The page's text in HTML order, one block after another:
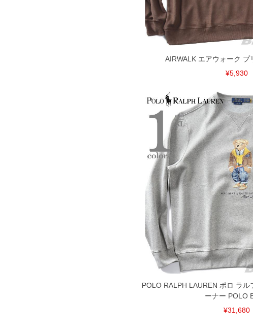
AIRWALK エアウォーク プ
¥5,930
POLO RALPH LAUREN ポロ ラ
ーナー POLO
¥31,680